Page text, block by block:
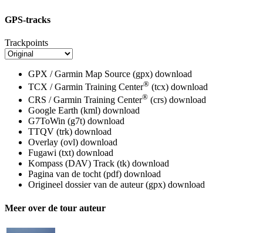
GPS-tracks
Trackpoints
GPX / Garmin Map Source (gpx) download
TCX / Garmin Training Center® (tcx) download
CRS / Garmin Training Center® (crs) download
Google Earth (kml) download
G7ToWin (g7t) download
TTQV (trk) download
Overlay (ovl) download
Fugawi (txt) download
Kompass (DAV) Track (tk) download
Pagina van de tocht (pdf) download
Origineel dossier van de auteur (gpx) download
Meer over de tour auteur